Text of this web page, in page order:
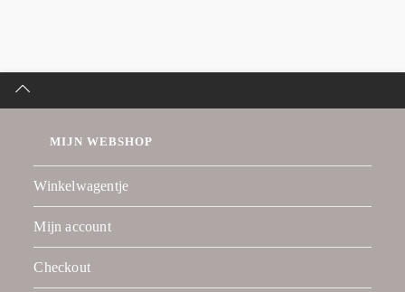
MIJN WEBSHOP
Winkelwagentje
Mijn account
Checkout